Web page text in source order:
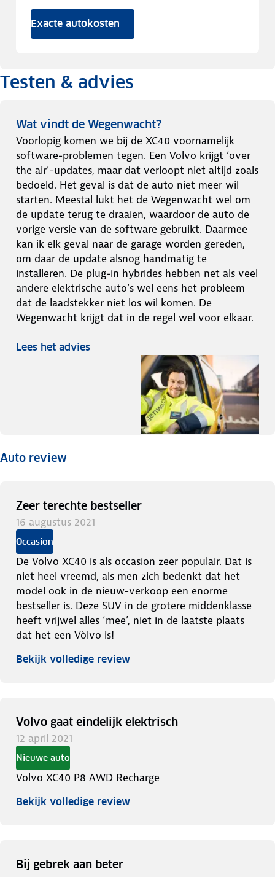
Exacte autokosten
Testen & advies
Wat vindt de Wegenwacht?
Voorlopig komen we bij de XC40 voornamelijk
software-problemen tegen. Een Volvo krijgt ‘over
the air’-updates, maar dat verloopt niet altijd zoals
bedoeld. Het geval is dat de auto niet meer wil
starten. Meestal lukt het de Wegenwacht wel om
de update terug te draaien, waardoor de auto de
vorige versie van de software gebruikt. Daarmee
kan ik elk geval naar de garage worden gereden,
om daar de update alsnog handmatig te
installeren. De plug-in hybrides hebben net als veel
andere elektrische auto’s wel eens het probleem
dat de laadstekker niet los wil komen. De
Wegenwacht krijgt dat in de regel wel voor elkaar.
Lees het advies
Auto review
Zeer terechte bestseller
16 augustus 2021
Occasion
De Volvo XC40 is als occasion zeer populair. Dat is
niet heel vreemd, als men zich bedenkt dat het
model ook in de nieuw-verkoop een enorme
bestseller is. Deze SUV in de grotere middenklasse
heeft vrijwel alles ‘mee’, niet in de laatste plaats
dat het een Vòlvo is!
Bekijk volledige review
Volvo gaat eindelijk elektrisch
12 april 2021
Nieuwe auto
Volvo XC40 P8 AWD Recharge
Bekijk volledige review
Bij gebrek aan beter